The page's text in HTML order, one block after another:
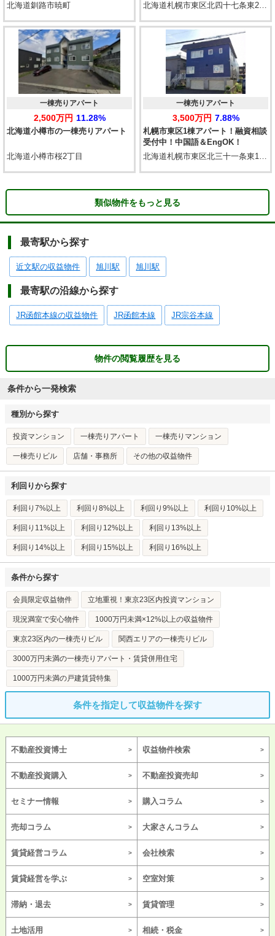
北海道釧路市暁町 北海道札幌市東区北四十七条東2丁目
北海道小樽市の一棟売りアパート
一棟売りアパート
2,500万円 11.28%
北海道小樽市桜2丁目
札幌市東区1棟アパート！融資相談
受付中！中国語＆EngOK！
一棟売りアパート
3,500万円 7.88%
北海道札幌市東区北三十一条東18丁目
類似物件をもっと見る
最寄駅から探す
近文駅の収益物件 旭川駅 旭川駅
最寄駅の沿線から探す
JR函館本線の収益物件 JR函館本線 JR宗谷本線
物件の閲覧履歴を見る
条件から一発検索
種別から探す
投資マンション 一棟売りアパート 一棟売りマンション
一棟売りビル 店舗・事務所 その他の収益物件
利回りから探す
利回り7%以上 利回り8%以上 利回り9%以上 利回り10%以上
利回り11%以上 利回り12%以上 利回り13%以上
利回り14%以上 利回り15%以上 利回り16%以上
条件から探す
会員限定収益物件 立地重視！東京23区内投資マンション
現況満室で安心物件 1000万円未満×12%以上の収益物件
東京23区内の一棟売りビル 関西エリアの一棟売りビル
3000万円未満の一棟売りアパート・賃貸併用住宅
1000万円未満の戸建賃貸特集
条件を指定して収益物件を探す
不動産投資博士 収益物件検索
不動産投資購入 不動産投資売却
セミナー情報 購入コラム
売却コラム 大家さんコラム
賃貸経営コラム 会社検索
賃貸経営を学ぶ 空室対策
滞納・退去 賃貸管理
土地活用 相続・税金